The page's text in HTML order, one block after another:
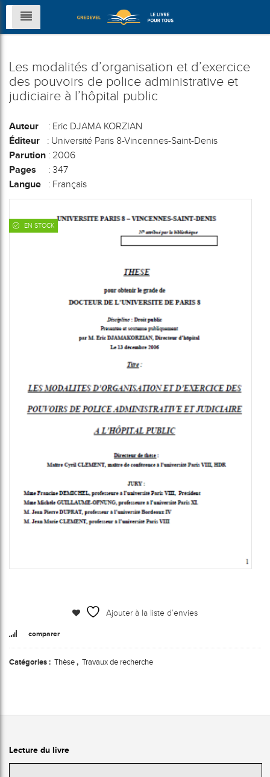
Les modalités d’organisation et d’exercice
des pouvoirs de police administrative et
judiciaire à l’hôpital public
Auteur : Eric DJAMA KORZIAN
Éditeur : Université Paris 8-Vincennes-Saint-Denis
Parution : 2006
Pages : 347
Langue : Français
EN STOCK
Ajouter à la liste d’envies
comparer
Catégories : Thèse , Travaux de recherche
Lecture du livre